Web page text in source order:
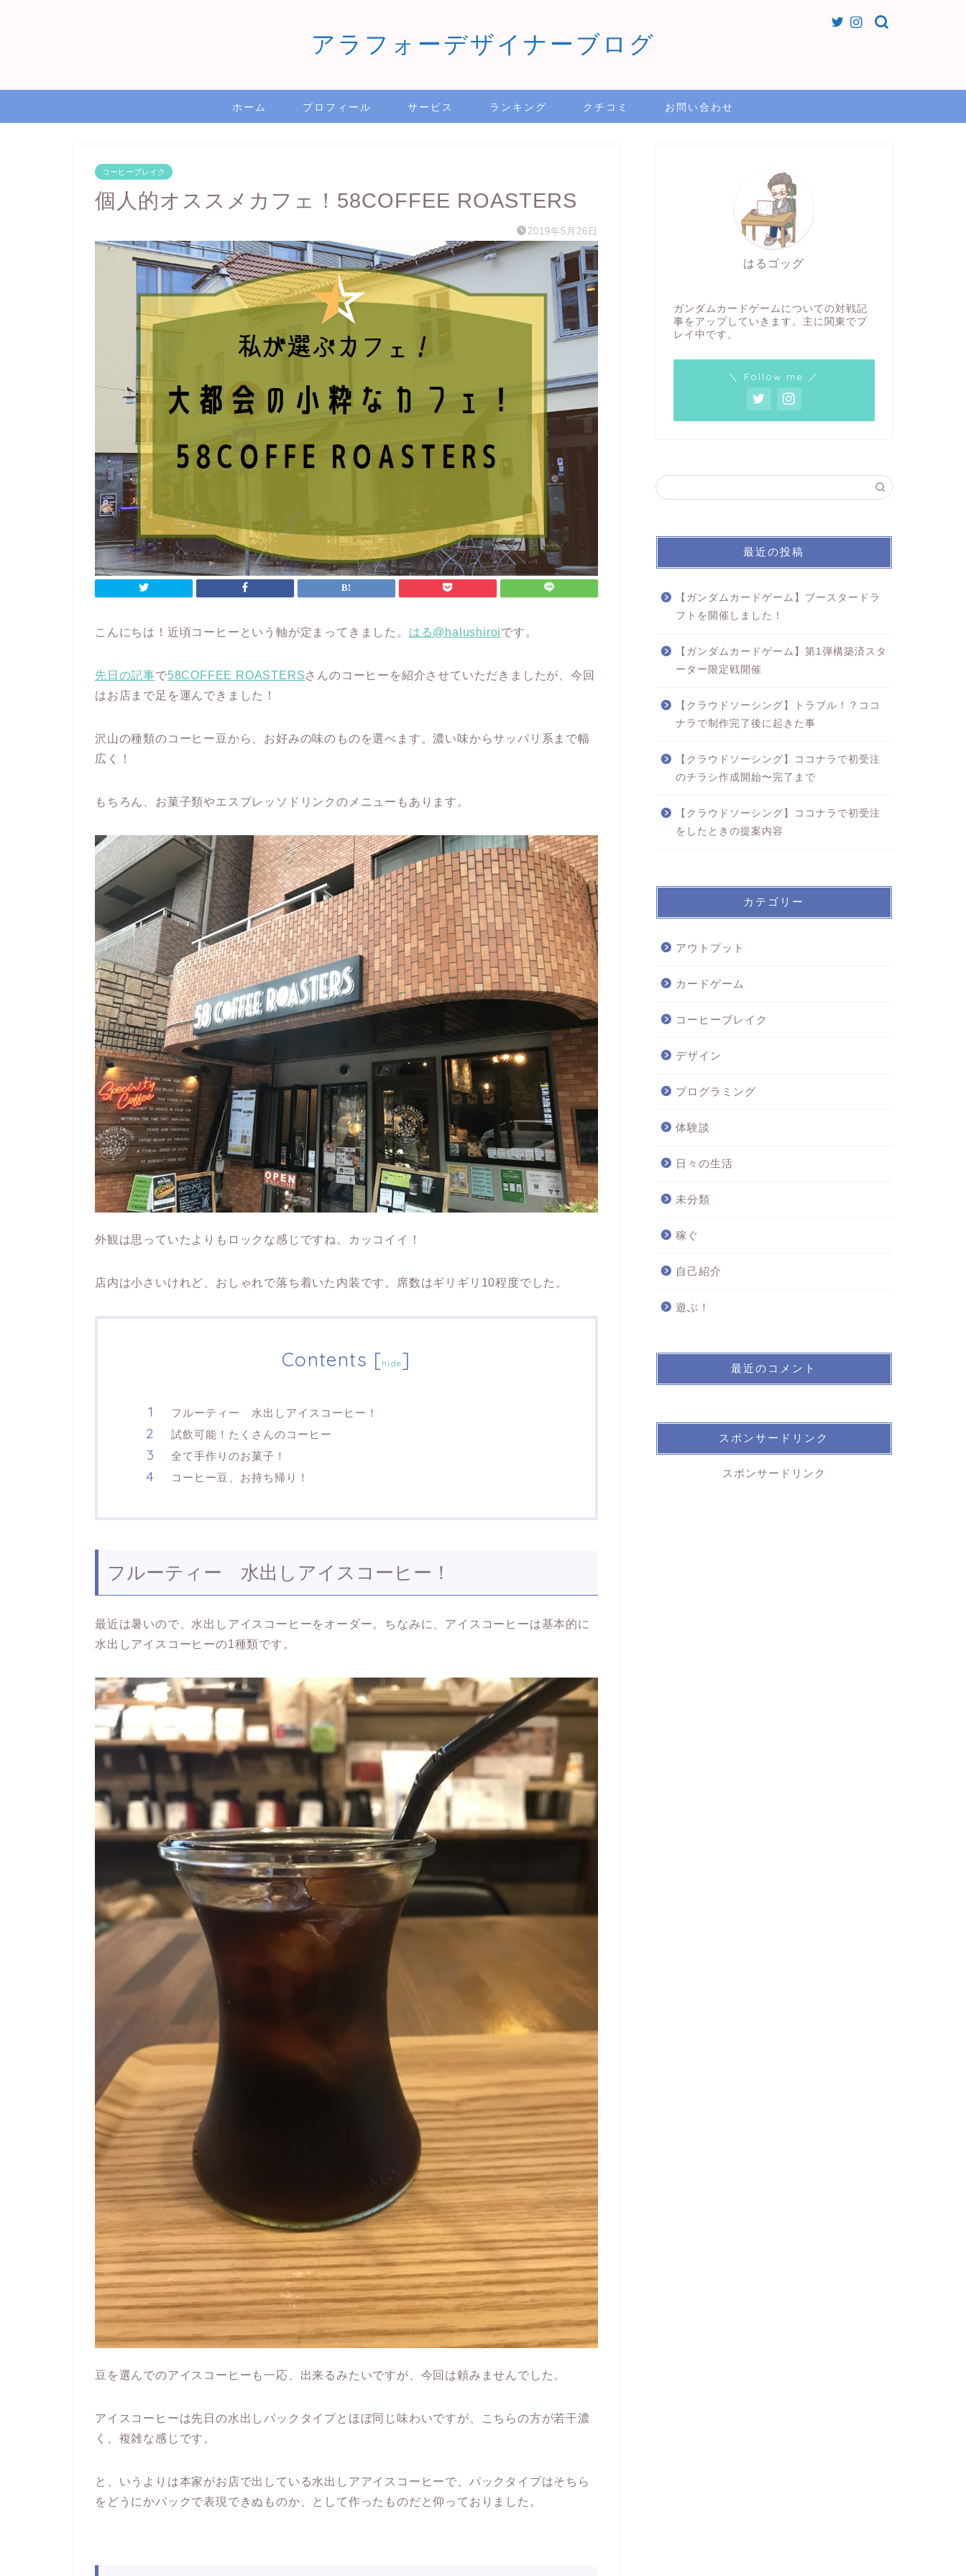
アラフォーデザイナーブログ
ホーム プロフィール サービス ランキング クチコミ お問い合わせ
コーヒーブレイク
個人的オススメカフェ！58COFFEE ROASTERS
2019年5月26日
こんにちは！近頃コーヒーという軸が定まってきました。 はる@halushiroiです。
先日の記事で58COFFEE ROASTERSさんのコーヒーを紹介させていただきましたが、今回
はお店まで足を運んできました！
沢山の種類のコーヒー豆から、お好みの味のものを選べます。濃い味からサッパリ系まで幅
広く！
もちろん、お菓子類やエスプレッソドリンクのメニューもあります。
外観は思っていたよりもロックな感じですね。カッコイイ！
店内は小さいけれど、おしゃれで落ち着いた内装です。席数はギリギリ10程度でした。
Contents [hide]
フルーティー 水出しアイスコーヒー！
試飲可能！たくさんのコーヒー
全て手作りのお菓子！
コーヒー豆、お持ち帰り！
フルーティー 水出しアイスコーヒー！
最近は暑いので、水出しアイスコーヒーをオーダー。ちなみに、アイスコーヒーは基本的に
水出しアイスコーヒーの1種類です。
豆を選んでのアイスコーヒーも一応、出来るみたいですが、今回は頼みませんでした。
アイスコーヒーは先日の水出しパックタイプとほぼ同じ味わいですが、こちらの方が若干濃
く、複雑な感じです。
と、いうよりは本家がお店で出している水出しアアイスコーヒーで、パックタイプはそちら
をどうにかパックで表現できぬものか、として作ったものだと仰っておりました。
はるゴッグ
ガンダムカードゲームについての対戦記
事をアップしていきます。主に関東でプ
レイ中です。
＼ Follow me ／
最近の投稿
【ガンダムカードゲーム】ブースタードラ
フトを開催しました！
【ガンダムカードゲーム】第1弾構築済スタ
ーター限定戦開催
【クラウドソーシング】トラブル！？ココ
ナラで制作完了後に起きた事
【クラウドソーシング】ココナラで初受注
のチラシ作成開始〜完了まで
【クラウドソーシング】ココナラで初受注
をしたときの提案内容
カテゴリー
アウトプット
カードゲーム
コーヒーブレイク
デザイン
プログラミング
体験談
日々の生活
未分類
稼ぐ
自己紹介
遊ぶ！
最近のコメント
スポンサードリンク
スポンサードリンク